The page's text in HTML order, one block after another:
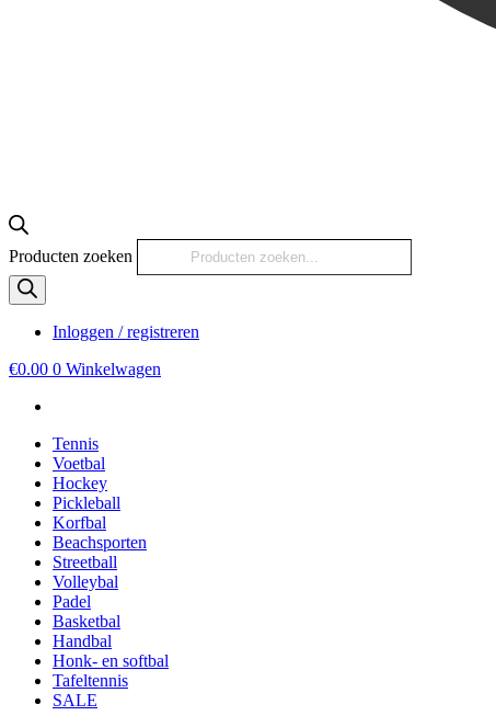
Producten zoeken
Inloggen / registreren
€0.00 0 Winkelwagen
Tennis
Voetbal
Hockey
Pickleball
Korfbal
Beachsporten
Streetball
Volleybal
Padel
Basketbal
Handbal
Honk- en softbal
Tafeltennis
SALE